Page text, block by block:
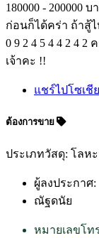
180000 - 200000
ก่อนก็ได้คร่า ถ้าสู้
0 9 2 4 5 4 4 2 4
เจ้าคะ !!
แชร์ไปโซเชี
ต้องการขาย
ประเภทวัสดุ: โลหะ
ผู้ลงประกาศ:
ณัฐดนัย
หมายเลขโท